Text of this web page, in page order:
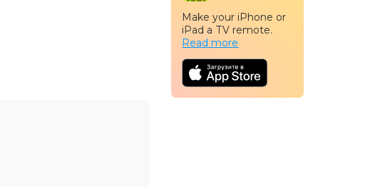
Make your iPhone or
iPad a TV remote.
Read more